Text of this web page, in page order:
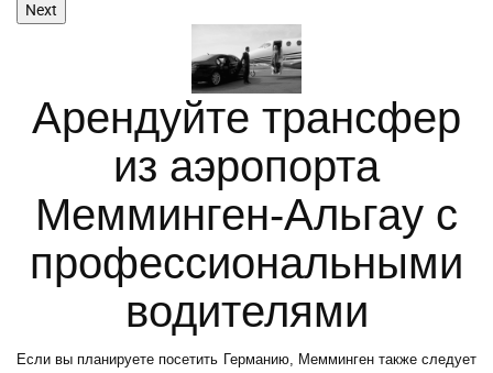
Next
Арендуйте трансфер
из аэропорта
Мемминген-Альгау с
профессиональными
водителями
Если вы планируете посетить Германию, Мемминген также следует